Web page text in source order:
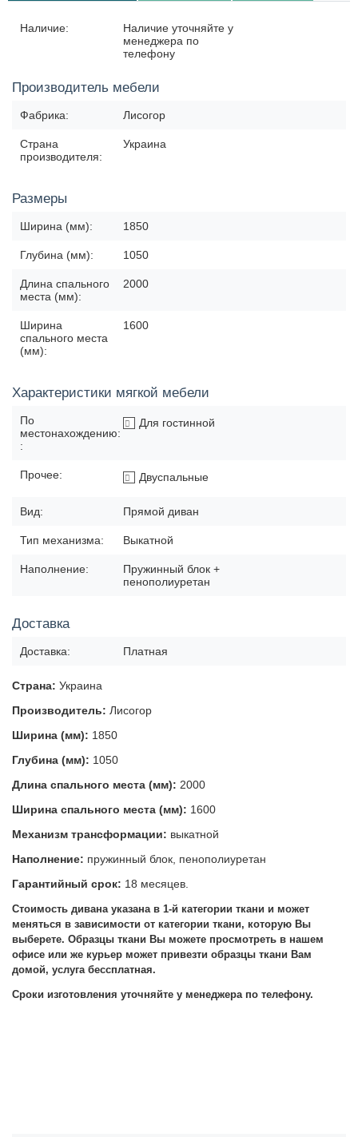
Наличие:
Наличие уточняйте у
менеджера по
телефону
Производитель мебели
Фабрика: Лисогор
Страна
производителя:
Украина
Размеры
Ширина (мм): 1850
Глубина (мм): 1050
Длина спального
места (мм):
2000
Ширина
спального места
(мм):
1600
Характеристики мягкой мебели
По
местонахождению:
:
Для гостинной
Прочее: Двуспальные
Вид: Прямой диван
Тип механизма: Выкатной
Наполнение:
Пружинный блок +
пенополиуретан
Доставка
Доставка: Платная
Страна: Украина
Производитель: Лисогор
Ширина (мм): 1850
Глубина (мм): 1050
Длина спального места (мм): 2000
Ширина спального места (мм): 1600
Механизм трансформации: выкатной
Наполнение: пружинный блок, пенополиуретан
Гарантийный срок: 18 месяцев.
Стоимость дивана указана в 1-й категории ткани и может
меняться в зависимости от категории ткани, которую Вы
выберете. Образцы ткани Вы можете просмотреть в нашем
офисе или же курьер может привезти образцы ткани Вам
домой, услуга бессплатная.
Сроки изготовления уточняйте у менеджера по телефону.